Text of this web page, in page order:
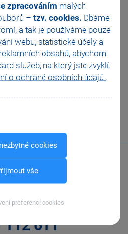
zpracováním malých
– tzv. cookies. Dbáme
a tak je používáme pouze
webu, statistické účely a
obsahů, abychom
služeb, na který jste zvyklí.
o ochraně osobních údajů .
cookies
vše
preferencí cookies
nastavit režim One Stop
nám
112 611